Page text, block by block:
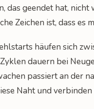
das geendet hat,
Zeichen ist, dass
häufen sich
dauern bei
passiert an der
Naht und